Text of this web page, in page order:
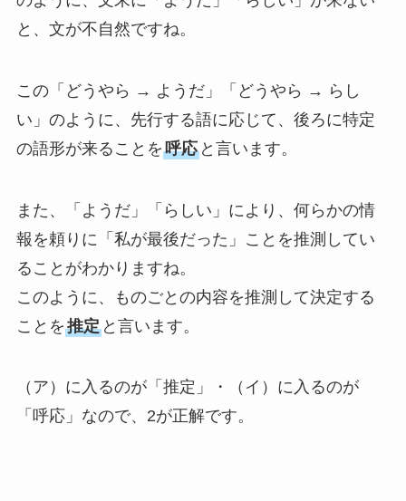
と、文が不自然ですね。
この「どうやら → ようだ」「どうやら → らし
い」のように、先行する語に応じて、後ろに特定
の語形が来ることを呼応と言います。
また、「ようだ」「らしい」により、何らかの情
報を頼りに「私が最後だった」ことを推測してい
ることがわかりますね。
このように、ものごとの内容を推測して決定する
ことを推定と言います。
（ア）に入るのが「推定」・（イ）に入るのが
「呼応」なので、2が正解です。